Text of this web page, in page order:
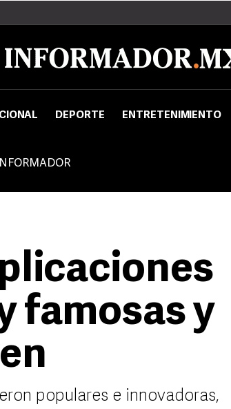
DEPORTE ENTRETENIMIENTO
famosas y
populares e innovadoras,